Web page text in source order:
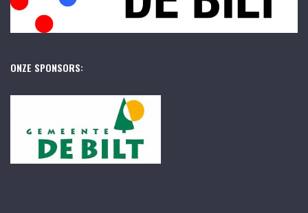
ONZE SPONSORS: